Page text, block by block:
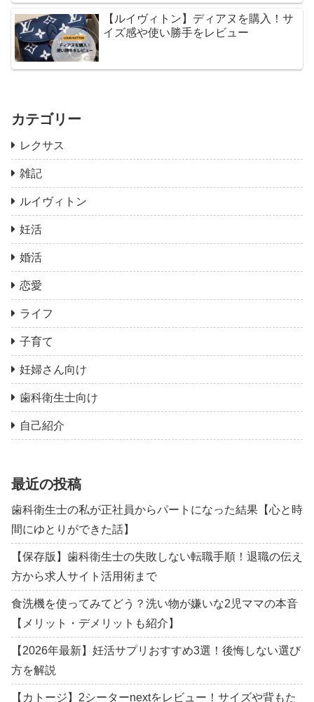
【ルイヴィトン】ディアヌを購入！サ
イズ感や使い勝手をレビュー
カテゴリー
レクサス
雑記
ルイヴィトン
妊活
婚活
恋愛
ライフ
子育て
妊婦さん向け
歯科衛生士向け
自己紹介
最近の投稿
歯科衛生士の私が正社員からパートになった結果【心と時
間にゆとりができた話】
【保存版】歯科衛生士の失敗しない転職手順！退職の伝え
方から求人サイト活用術まで
食洗機を使ってみてどう？洗い物が嫌いな2児ママの本音
【メリット・デメリットも紹介】
【2026年最新】妊活サプリおすすめ3選！後悔しない選び
方を解説
【カトージ】2シーターnextをレビュー！サイズや背もた